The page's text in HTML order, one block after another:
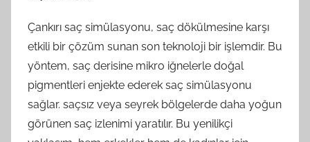
Çankırı saç simülasyonu, saç dökülmesine karşı
etkili bir çözüm sunan son teknoloji bir işlemdir. Bu
yöntem, saç derisine mikro iğnelerle doğal
pigmentleri enjekte ederek saç simülasyonu
sağlar. saçsız veya seyrek bölgelerde daha yoğun
görünen saç izlenimi yaratılır. Bu yenilikçi